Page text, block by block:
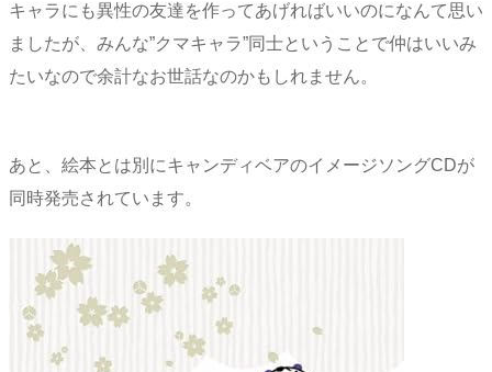
キャラにも異性の友達を作ってあげればいいのになんて思い
ましたが、みんな”クマキャラ”同士ということで仲はいいみ
たいなので余計なお世話なのかもしれません。
あと、絵本とは別にキャンディベアのイメージソングCDが
同時発売されています。